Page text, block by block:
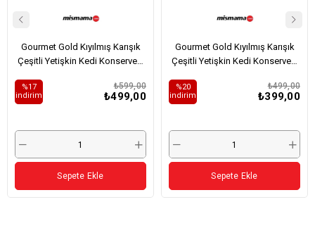
Gourmet Gold Kıyılmış Karışık
Çeşitli Yetişkin Kedi Konservesi
₺499,00
₺599,00
%17
i̇ndirim
Sepete Ekle
Gourmet Gold Kıyılmış Karışık
Çeşitli Yetişkin Kedi Konservesi
₺399,00
₺499,00
%20
i̇ndirim
Sepete Ekle